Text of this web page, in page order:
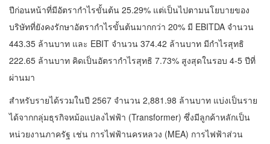
ปีก่อนหน้าที่มีอัตรากำไรขั้นต้น 25.29% แต่เป็นไปตามนโยบายของ
บริษัทที่ยังคงรักษาอัตรากำไรขั้นต้นมากกว่า 20% มี EBITDA จำนวน
443.35 ล้านบาท และ EBIT จำนวน 374.42 ล้านบาท มีกำไรสุทธิ
222.65 ล้านบาท คิดเป็นอัตรากำไรสุทธิ 7.73% สูงสุดในรอบ 4-5 ปีที่
ผ่านมา
สำหรับรายได้รวมในปี 2567 จำนวน 2,881.98 ล้านบาท แบ่งเป็นราย
ได้จากกลุ่มธุรกิจหม้อแปลงไฟฟ้า (Transformer) ซึ่งมีลูกค้าหลักเป็น
หน่วยงานภาครัฐ เช่น การไฟฟ้านครหลวง (MEA) การไฟฟ้าส่วน